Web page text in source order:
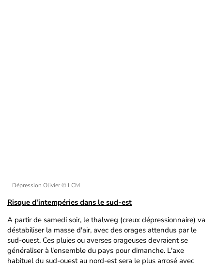
Dépression Olivier© LCM
Risque d'intempéries dans le sud-est
A partir de samedi soir, le thalweg (creux dépressionnaire) va
déstabiliser la masse d'air, avec des orages attendus par le
sud-ouest. Ces pluies ou averses orageuses devraient se
généraliser à l'ensemble du pays pour dimanche. L'axe
habituel du sud-ouest au nord-est sera le plus arrosé avec